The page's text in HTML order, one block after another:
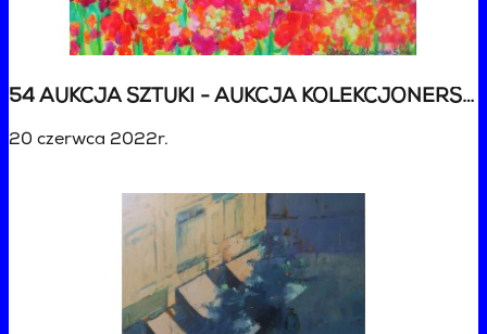
54 AUKCJA SZTUKI - AUKCJA KOLEKCJONERSKA
20 czerwca 2022r.